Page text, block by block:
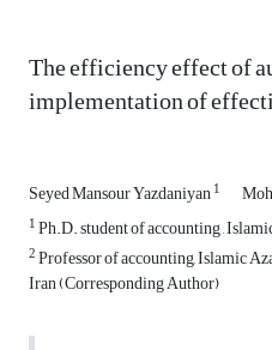
The efficiency effect of
implementation of
Seyed Mansour Yazdaniyan1
1Ph.D. student of accounting ,
2Professor of accounting, Islamic
Iran (Corresponding Author)